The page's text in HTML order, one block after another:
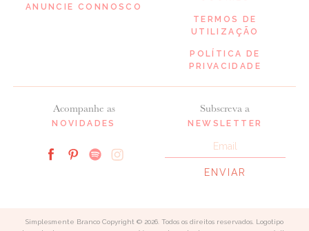
ANUNCIE CONNOSCO
Acompanhe as
NOVIDADES
Subscreva a
NEWSLETTER
TERMOS DE
UTILIZAÇÃO
POLÍTICA DE
PRIVACIDADE
Simplesmente Branco Copyright © 2026. Todos os direitos reservados. Logotipo